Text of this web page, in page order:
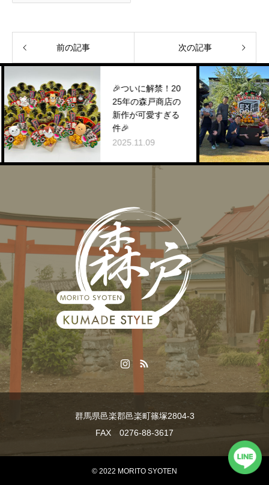
前の記事 次の記事
🎉ついに解禁！20
25年の森戸商店の
新作が可愛すぎる
件🎉
2025.11.09
群馬県邑楽郡邑楽町篠塚2804-3
FAX 0276-88-3617
© 2022 MORITO SYOTEN